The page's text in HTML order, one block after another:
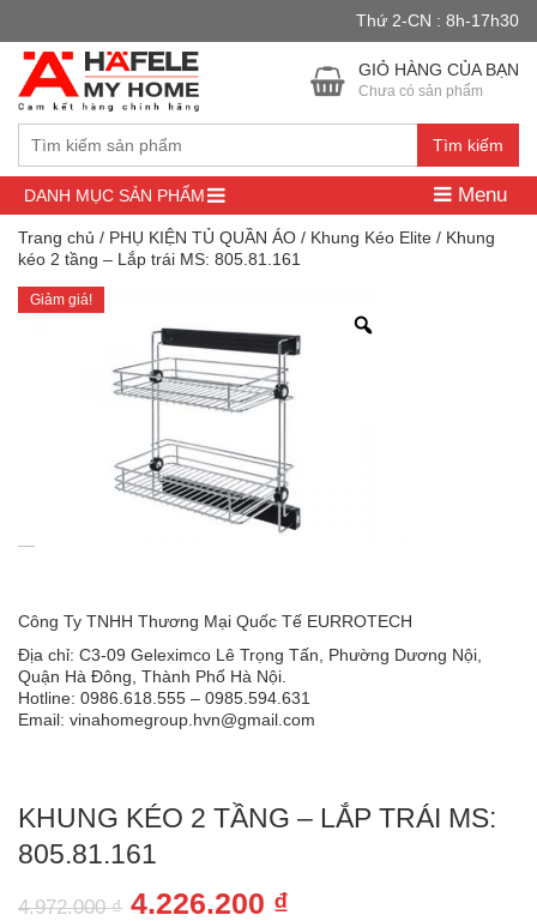
Thứ 2-CN : 8h-17h30
Tìm kiếm
GIỎ HÀNG CỦA BẠN
Chưa có sản phẩm
DANH MỤC SẢN PHẨM Menu
Trang chủ / PHỤ KIỆN TỦ QUẦN ÁO / Khung Kéo Elite / Khung
kéo 2 tầng – Lắp trái MS: 805.81.161
Giảm giá!
Công Ty TNHH Thương Mại Quốc Tế EURROTECH
Địa chỉ: C3-09 Geleximco Lê Trọng Tấn, Phường Dương Nội,
Quận Hà Đông, Thành Phố Hà Nội.
Hotline: 0986.618.555 – 0985.594.631
Email: vinahomegroup.hvn@gmail.com
KHUNG KÉO 2 TẦNG – LẮP TRÁI MS:
805.81.161
4.972.000₫ Giá
4.226.200 ₫
Đây là cửa hàng demo nhằm mục đích thử nghiệm — các đơn hàng
sẽ không có hiệu lực.